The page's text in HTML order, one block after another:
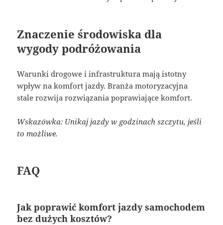
Znaczenie środowiska dla
wygody podróżowania
Warunki drogowe i infrastruktura mają istotny
wpływ na komfort jazdy. Branża motoryzacyjna
stale rozwija rozwiązania poprawiające komfort.
Wskazówka: Unikaj jazdy w godzinach szczytu, jeśli
to możliwe.
FAQ
Jak poprawić komfort jazdy samochodem
bez dużych kosztów?